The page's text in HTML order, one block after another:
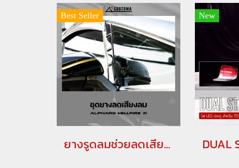
Best Seller
ยางรูดลมช่วยลดเสียง ชุดยางรูดลม สำหรับรถยนต์ ALPHARD / VELLFIRE 30 รูดลม รูดลมอัลพาร์ด รูดลมเวลไฟร์ ลดเสียง อุปกรณลดเสียงรบกวนสำหรับรถอัลพาร์ด เวลไฟร์ กันเสียงลม ลดเสียงรบกวน
New